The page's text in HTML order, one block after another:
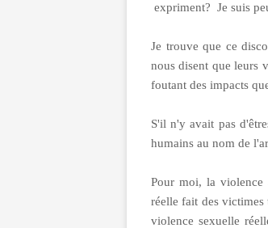
expriment? Je suis
Je trouve que ce
nous disent que leurs
foutant des impacts
S'il n'y avait pas
humains au nom de
Pour moi, la violence
réelle fait des
violence sexuelle